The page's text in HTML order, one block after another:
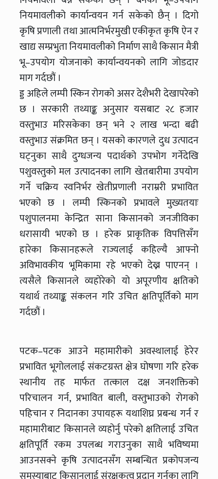
नियमावलीको कार्यान्वयन गर्न सकेको छैन् । दिगो
कृषि प्रणाली तथा आत्मनिर्भरमुखी एकीकृत कृषि ऐन र
खाद्य सम्प्रभुता नियमावलीको निर्माण साथै किसान मैत्री
भू–उपयोग योजनाको कार्यान्वयनको लागि जोडदार
माग गर्दछौं ।
ड्ड अहिले लम्पी स्किन रोगको असर देशैभरी देखापरेको
छ । सरकारी तथ्याङ्क अनुसार यसबाट २८ हजार
वस्तुभाउ मरिसकेका छन् भने २ लाख भन्दा बढी
वस्तुभाउ संक्रमित छन् । यसको कारणले दुध उत्पादन
घट्नुका साथै दुग्धजन्य पदार्थको उपभोग गर्नेदेखि
पशुवस्तुको मल उत्पादनका लागि खेतबारीमा उपयोग
गर्ने चक्रिय स्वनिर्भर खेतीप्रणाली नराम्ररी प्रभावित
भएको छ । लम्पी स्किनको प्रभावले मुख्यतयाः
पशुपालनमा केन्द्रित साना किसानको जनजीविका
धरासायी भएको छ । हरेक प्राकृतिक विपत्तिसँग
हारेका किसानहरूले राज्यलाई कहिल्यै आफ्नो
अविभावकीय भूमिकामा रहे भएको देख्न पाएनन् ।
त्यसैले किसानले व्यहोरेको यो अपूरणीय क्षतिको
यथार्थ तथ्याङ्क संकलन गरि उचित क्षतिपूर्तिको माग
गर्दछौं ।
पटक–पटक आउने महामारीको अवस्थालाई हेरेर
प्रभावित भूगोललाई संकटग्रस्त क्षेत्र घोषणा गरि हरेक
स्थानीय तह मार्फत तत्काल दक्ष जनशक्तिको
परिचालन गर्न, प्रभावित बाली, वस्तुभाउको रोगको
पहिचान र निदानका उपायहरू यथाशिघ्र प्रबन्ध गर्न र
महामारीबाट किसानले व्यहोर्नु परेको क्षतिलाई उचित
क्षतिपूर्ति रकम उपलब्ध गराउनुका साथै भविष्यमा
आउनसक्ने कृषि उत्पादनसँग सम्बन्धित प्रकोपजन्य